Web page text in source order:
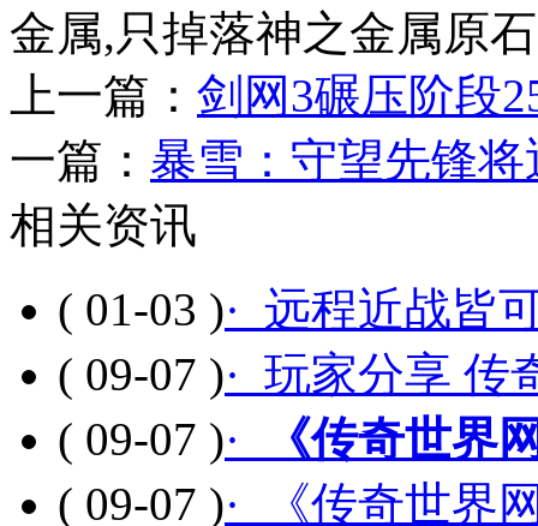
金属,只掉落神之金属原
上一篇： 剑网3碾压阶段
一篇： 暴雪：守望先锋
相关资讯
( 01-03 )· 远程近战皆
( 09-07 )· 玩家分享 传
( 09-07 )·
《传奇世界
( 09-07 )· 《传奇世界